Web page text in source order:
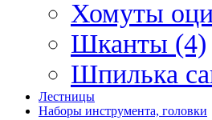
Хомуты
Шканты (4)
Шпилька
Лестницы
Наборы инструмента, головки